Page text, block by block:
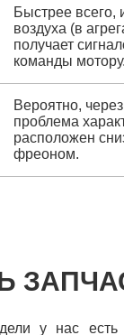
Быстрее всего,
воздуха (в
получает
команды
Вероятно,
проблема
расположен
фреоном.
у нас есть